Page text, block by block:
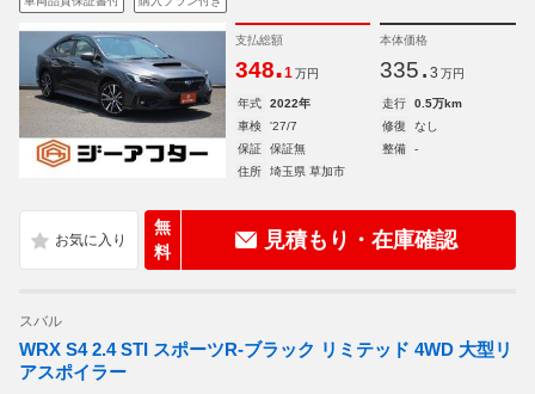
支払総額
348.1 万円
本体価格
335. 3 万円
年式 2022年 走行
0.5万km
車検
'27/7 修復
なし
保証
保証無 整備
-
住所
埼玉県 草加市
無
料
見積もり・在庫確認
スバル
WRX S4 2.4 STI スポーツR-ブラック リミテッド 4WD 大型リ
アスポイラー